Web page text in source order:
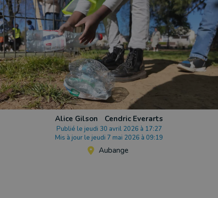
Alice Gilson Cendric Everarts
Publié le jeudi 30 avril 2026 à 17:27
Mis à jour le jeudi 7 mai 2026 à 09:19
Aubange